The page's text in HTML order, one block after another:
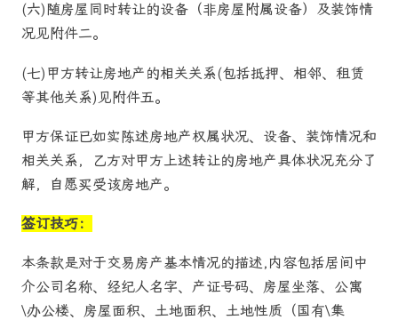
(六)随房屋同时转让的设备（非房屋附属设备）及装饰情
况见附件二。
(七)甲方转让房地产的相关关系(包括抵押、相邻、租赁
等其他关系)见附件五。
甲方保证已如实陈述房地产权属状况、设备、装饰情况和
相关关系，乙方对甲方上述转让的房地产具体状况充分了
解，自愿买受该房地产。
签订技巧：
本条款是对于交易房产基本情况的描述,内容包括居间中
介公司名称、经纪人名字、产证号码、房屋坐落、公寓
\办公楼、房屋面积、土地面积、土地性质（国有\集